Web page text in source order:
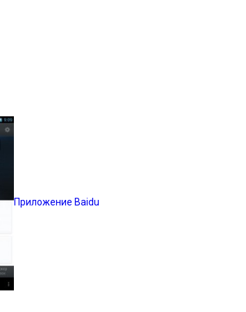
Приложение Baidu